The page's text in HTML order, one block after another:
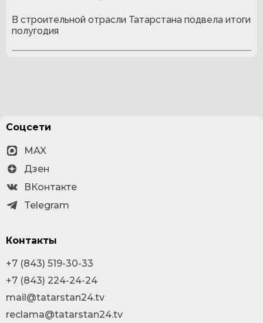
В строительной отрасли Татарстана подвела итоги
полугодия
Соцсети
MAX
Дзен
ВКонтакте
Telegram
Контакты
+7 (843) 519-30-33
+7 (843) 224-24-24
mail@tatarstan24.tv
reclama@tatarstan24.tv